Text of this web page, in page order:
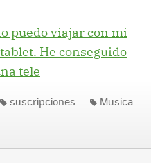
puedo viajar con mi
He conseguido
tele
suscripciones Musica